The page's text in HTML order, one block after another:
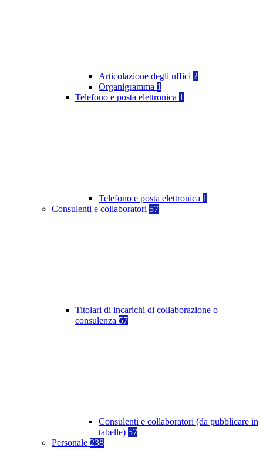
Articolazione degli uffici 2
Organigramma 1
Telefono e posta elettronica 1
Telefono e posta elettronica 1
Consulenti e collaboratori 57
Titolari di incarichi di collaborazione o
consulenza 57
Consulenti e collaboratori (da pubblicare in
tabelle) 57
Personale 238